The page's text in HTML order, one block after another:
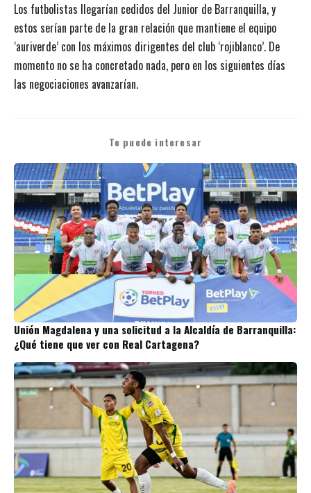
Los futbolistas llegarían cedidos del Junior de Barranquilla, y
estos serían parte de la gran relación que mantiene el equipo
‘auriverde’ con los máximos dirigentes del club ‘rojiblanco’. De
momento no se ha concretado nada, pero en los siguientes días
las negociaciones avanzarían.
Te puede interesar
Unión Magdalena y una solicitud a la Alcaldía de Barranquilla:
¿Qué tiene que ver con Real Cartagena?